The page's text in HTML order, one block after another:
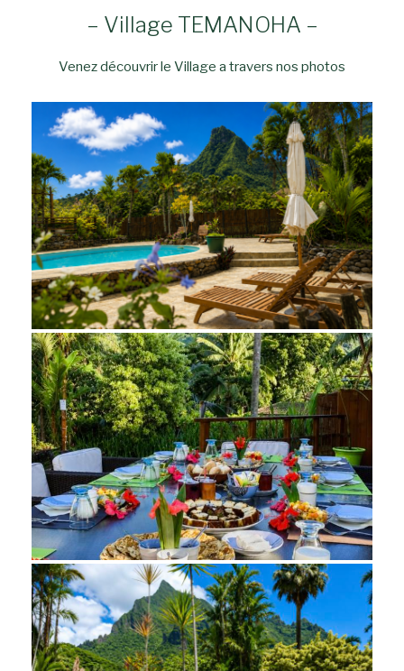
– Village TEMANOHA –
Venez découvrir le Village a travers nos photos